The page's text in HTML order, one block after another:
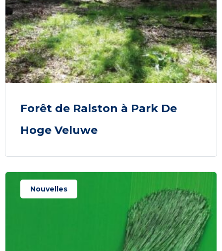
Forêt de Ralston à Park De
Hoge Veluwe
Nouvelles